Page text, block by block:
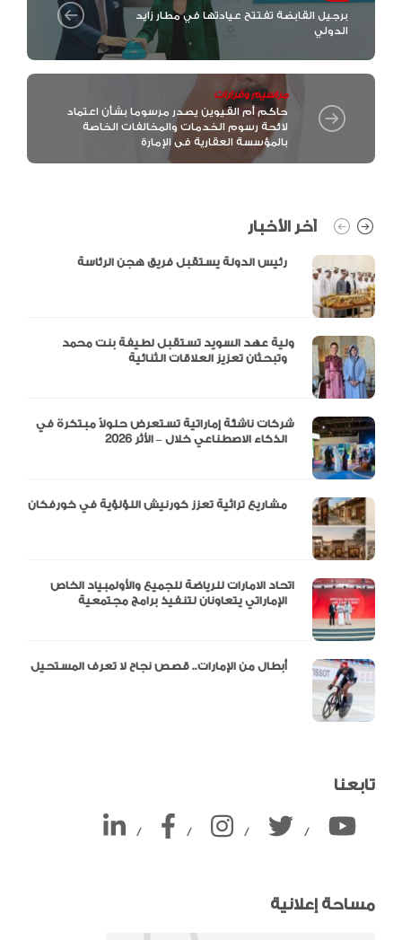
برجيل القابضة تفتتح عيادتها في مطار زايد
الدولي
مراسيم وقرارات
حاكم أم القيوين يصدر مرسوما بشأن اعتماد
لائحة رسوم الخدمات والمخالفات الخاصة
بالمؤسسة العقارية فى الإمارة
آخر الأخبار
ولية عهد السويد تستقبل لطيفة بنت محمد
شركات ناشئة إماراتية تستعرض حلولاً مبتكرة في
اتحاد الامارات للرياضة للجميع والأولمبياد الخاص
تابعنا
/ / / /
مساحة إعلانية